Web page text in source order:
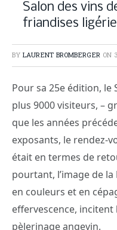
Salon des vins
friandises
BY LAURENT BROMBERGER ON
Pour sa 25e édition, le
plus 9000 visiteurs, –
que les années
exposants, le rendez-
était en termes de
pourtant, l’image de
en couleurs et en
effervescence,
pèlerinage angevin.